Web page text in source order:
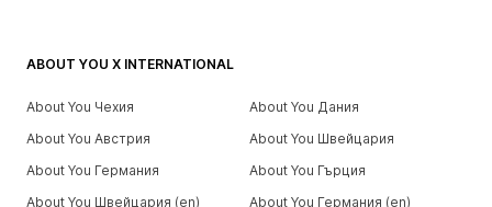
ABOUT YOU X INTERNATIONAL
About You Чехия
About You Дания
About You Австрия
About You Швейцария
About You Германия
About You Гърция
About You Швейцария (en)
About You Германия (en)